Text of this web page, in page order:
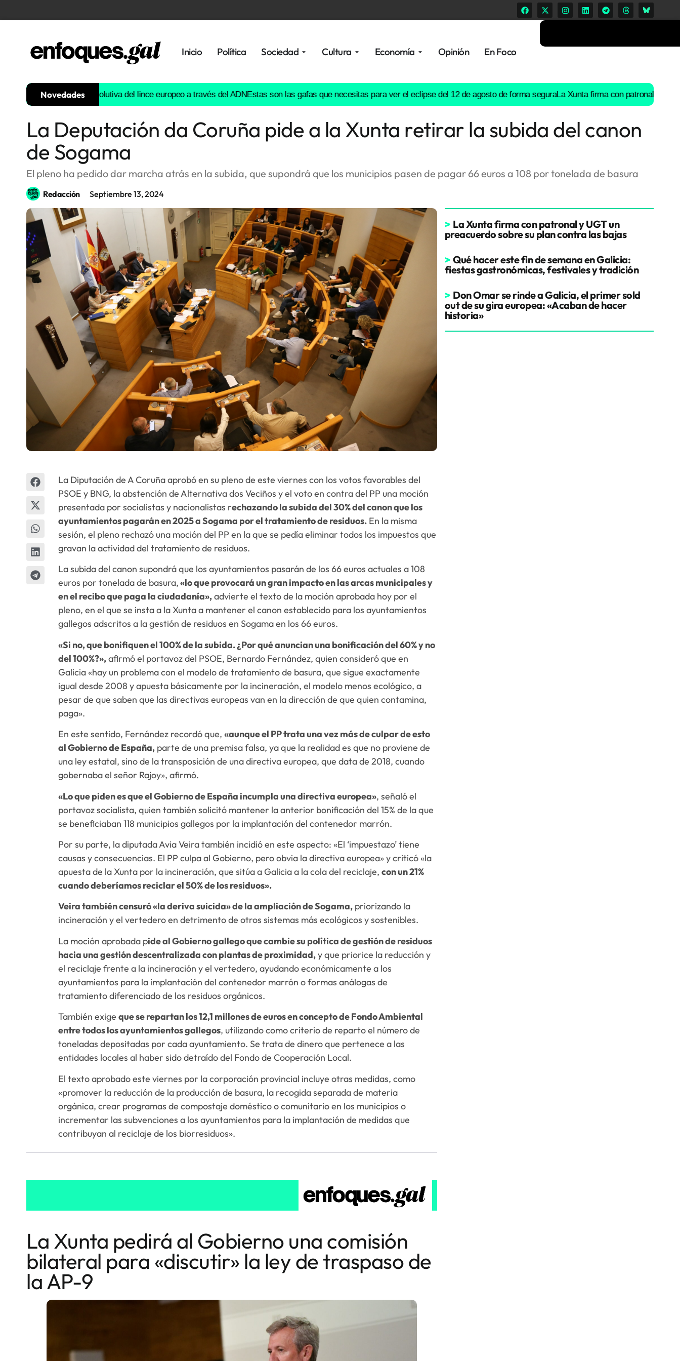
Inicio Política Sociedad Cultura Economía Opinión En Foco
Tendencias
Memoria
Histórica
Escenarios
Sostenibilidad
Novedades
la historia evolutiva del lince europeo a través del ADNEstas son las gafas que necesitas para ver el eclipse del 12 de agosto de forma seguraLa Xunta firma con patronal y UGT un
La Deputación da Coruña pide a la Xunta retirar la subida del canon
de Sogama
El pleno ha pedido dar marcha atrás en la subida, que supondrá que los municipios pasen de pagar 66 euros a 108 por tonelada de basura
Redacción Septiembre 13, 2024
La Diputación de A Coruña aprobó en su pleno de este viernes con los votos favorables del
PSOE y BNG, la abstención de Alternativa dos Veciños y el voto en contra del PP una moción
presentada por socialistas y nacionalistas rechazando la subida del 30% del canon que los
ayuntamientos pagarán en 2025 a Sogama por el tratamiento de residuos.En la misma
sesión, el pleno rechazó una moción del PP en la que se pedía eliminar todos los impuestos que
gravan la actividad del tratamiento de residuos.
La subida del canon supondrá que los ayuntamientos pasarán de los 66 euros actuales a 108
euros por tonelada de basura,«lo que provocará un gran impacto en las arcas municipales y
en el recibo que paga la ciudadanía»,advierte el texto de la moción aprobada hoy por el
pleno, en el que se insta a la Xunta a mantener el canon establecido para los ayuntamientos
gallegos adscritos a la gestión de residuos en Sogama en los 66 euros.
«Si no, que bonifiquen el 100% de la subida. ¿Por qué anuncian una bonificación del 60% y no
del 100%?»,afirmó el portavoz del PSOE, Bernardo Fernández, quien consideró que en
Galicia «hay un problema con el modelo de tratamiento de basura, que sigue exactamente
igual desde 2008 y apuesta básicamente por la incineración, el modelo menos ecológico, a
pesar de que saben que las directivas europeas van en la dirección de que quien contamina,
paga».
En este sentido, Fernández recordó que, «aunque el PP trata una vez más de culpar de esto
al Gobierno de España,parte de una premisa falsa, ya que la realidad es que no proviene de
una ley estatal, sino de la transposición de una directiva europea, que data de 2018, cuando
gobernaba el señor Rajoy», afirmó.
«Lo que piden es que el Gobierno de España incumpla una directiva europea», señaló el
portavoz socialista, quien también solicitó mantener la anterior bonificación del 15% de la que
se beneficiaban 118 municipios gallegos por la implantación del contenedor marrón.
Por su parte, la diputada Avia Veira también incidió en este aspecto: «El ‘impuestazo’ tiene
causas y consecuencias. El PP culpa al Gobierno, pero obvia la directiva europea» y criticó «la
apuesta de la Xunta por la incineración, que sitúa a Galicia a la cola del reciclaje, con un 21%
cuando deberíamos reciclar el 50% de los residuos».
Veira también censuró «la deriva suicida» de la ampliación de Sogama,priorizando la
incineración y el vertedero en detrimento de otros sistemas más ecológicos y sostenibles.
La moción aprobada pide al Gobierno gallego que cambie su política de gestión de residuos
hacia una gestión descentralizada con plantas de proximidad,y que priorice la reducción y
el reciclaje frente a la incineración y el vertedero, ayudando económicamente a los
ayuntamientos para la implantación del contenedor marrón o formas análogas de
tratamiento diferenciado de los residuos orgánicos.
También exige que se repartan los 12,1 millones de euros en concepto de Fondo Ambiental
entre todos los ayuntamientos gallegos, utilizando como criterio de reparto el número de
toneladas depositadas por cada ayuntamiento. Se trata de dinero que pertenece a las
entidades locales al haber sido detraído del Fondo de Cooperación Local.
El texto aprobado este viernes por la corporación provincial incluye otras medidas, como
«promover la reducción de la producción de basura, la recogida separada de materia
orgánica, crear programas de compostaje doméstico o comunitario en los municipios o
incrementar las subvenciones a los ayuntamientos para la implantación de medidas que
contribuyan al reciclaje de los biorresiduos».
La Xunta pedirá al Gobierno una comisión
bilateral para «discutir» la ley de traspaso de
la AP-9
> La Xunta firma con patronal y UGT un
preacuerdo sobre su plan contra las bajas
> Qué hacer este fin de semana en Galicia:
fiestas gastronómicas, festivales y tradición
> Don Omar se rinde a Galicia, el primer sold
out de su gira europea: «Acaban de hacer
historia»